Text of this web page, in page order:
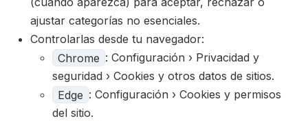
ajustar categorías no esenciales.
Controlarlas desde tu navegador:
Chrome : Configuración › Privacidad y
seguridad › Cookies y otros datos de sitios.
Edge : Configuración › Cookies y permisos
del sitio.